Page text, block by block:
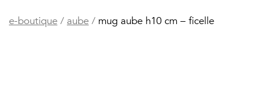
e-boutique / aube / mug aube h10 cm – ficelle